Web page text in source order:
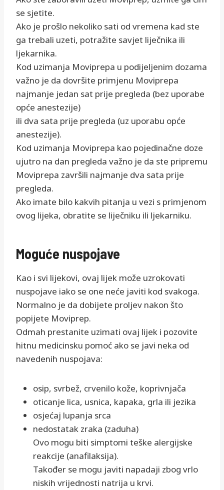
se sjetite.
Ako je prošlo nekoliko sati od vremena kad ste
ga trebali uzeti, potražite savjet liječnika ili
ljekarnika.
Kod uzimanja Moviprepa u podijeljenim dozama
važno je da dovršite primjenu Moviprepa
najmanje jedan sat prije pregleda (bez uporabe
opće anestezije)
ili dva sata prije pregleda (uz uporabu opće
anestezije).
Kod uzimanja Moviprepa kao pojedinačne doze
ujutro na dan pregleda važno je da ste pripremu
Moviprepa završili najmanje dva sata prije
pregleda.
Ako imate bilo kakvih pitanja u vezi s primjenom
ovog lijeka, obratite se liječniku ili ljekarniku.
Moguće nuspojave
Kao i svi lijekovi, ovaj lijek može uzrokovati
nuspojave iako se one neće javiti kod svakoga.
Normalno je da dobijete proljev nakon što
popijete Moviprep.
Odmah prestanite uzimati ovaj lijek i pozovite
hitnu medicinsku pomoć ako se javi neka od
navedenih nuspojava:
osip, svrbež, crvenilo kože, koprivnjača
oticanje lica, usnica, kapaka, grla ili jezika
osjećaj lupanja srca
nedostatak zraka (zaduha)
Ovo mogu biti simptomi teške alergijske
reakcije (anafilaksija).
Također se mogu javiti napadaji zbog vrlo
niskih vrijednosti natrija u krvi.